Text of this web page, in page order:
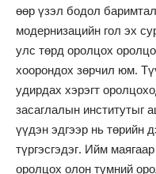
өөр үзэл бодол
модернизацийн гол эх
улс төрд оролцох
хоорондох зөрчил юм.
удирдах хэрэгт
засаглалын институтыг
үүдэн эдгээр нь төрийн
түргэсгэдэг. Ийм
оролцох олон түмний